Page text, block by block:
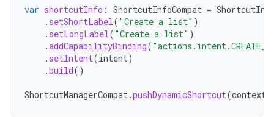
var shortcutInfo : ShortcutInfoCompat =
. setShortLabel( "Create a list" )
. setLongLabel( "Create a list" )
.addCapabilityBinding(
. setIntent(intent)
.build()
ShortcutManagerCompat.pushDynamicShortcut(context